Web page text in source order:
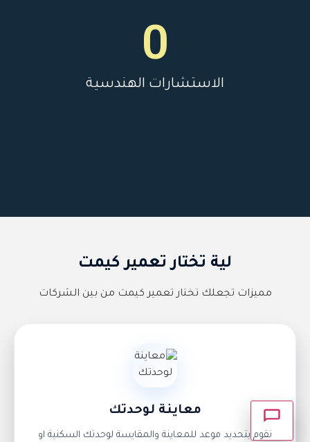
الاستشارات الهندسية
0
لية تختار تعمير كيمت
مميزات تجعلك تختار تعمير كيمت من بين الشركات
معاينة لوحدتك
نقوم بتحديد موعد للمعاينة والمقايسة لوحدتك السكنية او
أهلاً بك 👋 كيف يمكننا مساعدتك؟